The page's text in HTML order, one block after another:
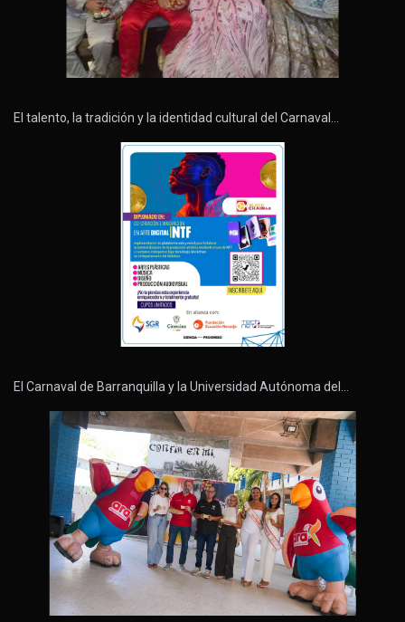
El talento, la tradición y la identidad cultural del Carnaval…
El Carnaval de Barranquilla y la Universidad Autónoma del…